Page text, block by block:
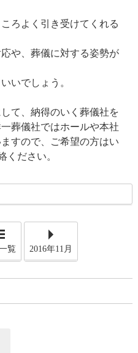
ろよく引き受けてくれる
や、葬儀に対する姿勢が
いでしょう。
て、納得のいく葬儀社を
葬儀社ではホールや本社
すので、ご希望の方はい
ください。
覧 2016年11月